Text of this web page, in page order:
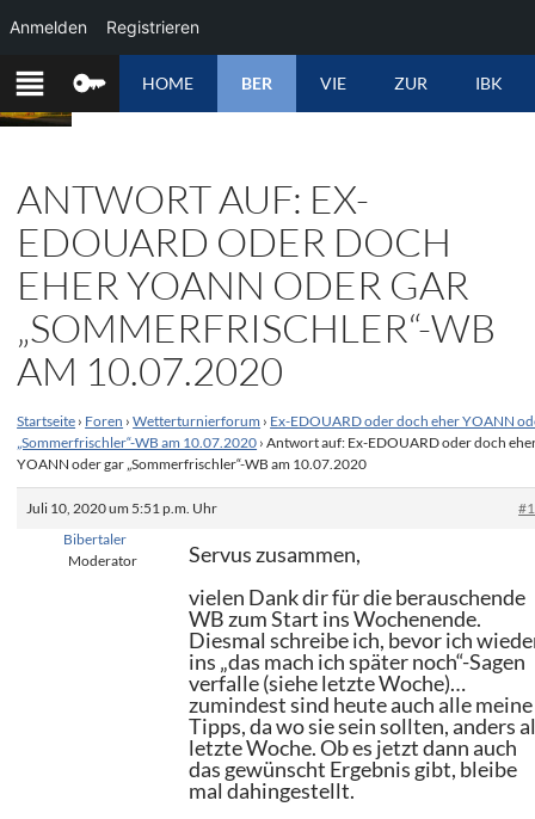
ZUM
INHALT
SPRINGEN
HOME BER VIE ZUR IBK
ANTWORT AUF: EX-
EDOUARD ODER DOCH
EHER YOANN ODER GAR
„SOMMERFRISCHLER“-WB
AM 10.07.2020
Startseite › Foren › Wetterturnierforum › Ex-EDOUARD oder doch eher YOANN
„Sommerfrischler“-WB am 10.07.2020 › Antwort auf: Ex-EDOUARD oder doch
YOANN oder gar „Sommerfrischler“-WB am 10.07.2020
Juli 10, 2020 um 5:51 p.m. Uhr
Bibertaler
Moderator
Servus zusammen,
vielen Dank dir für die berauschende
WB zum Start ins Wochenende.
Diesmal schreibe ich, bevor ich
ins „das mach ich später noch“-Sagen
verfalle (siehe letzte Woche)…
zumindest sind heute auch alle meine
Tipps, da wo sie sein sollten, anders
letzte Woche. Ob es jetzt dann auch
das gewünscht Ergebnis gibt, bleibe
mal dahingestellt.
Anmelden Registrieren